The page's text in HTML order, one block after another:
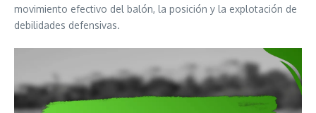
movimiento efectivo del balón, la posición y la explotación de
debilidades defensivas.